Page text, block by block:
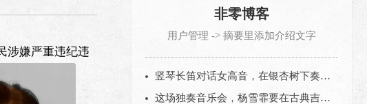
涉嫌严重违纪违
非零博客
用户管理 -> 摘要里添加介绍文字
竖琴长笛对话女高音，在银杏树下奏响“冬日序曲”
这场独奏音乐会，杨雪霏要在古典吉他上描绘诗情画意的中国